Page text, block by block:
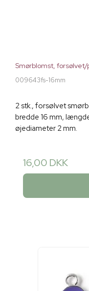
Smørblomst, forsølvet/
009643fs-16mm
2 stk., forsølvet
bredde 16 mm,
øjediameter 2 mm.
16,00 DKK